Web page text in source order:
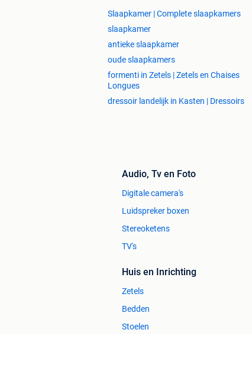
Slaapkamer | Complete slaapkamers
slaapkamer
antieke slaapkamer
oude slaapkamers
formenti in Zetels | Zetels en Chaises
Longues
dressoir landelijk in Kasten | Dressoirs
Audio, Tv en Foto
Digitale camera's
Luidspreker boxen
Stereoketens
TV's
Huis en Inrichting
Zetels
Bedden
Stoelen